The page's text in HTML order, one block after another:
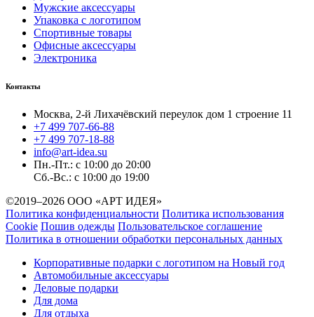
Мужские аксессуары
Упаковка с логотипом
Спортивные товары
Офисные аксессуары
Электроника
Контакты
Москва, 2-й Лихачёвский переулок дом 1 строение 11
+7 499 707-66-88
+7 499 707-18-88
info@art-idea.su
Пн.-Пт.: с 10:00 до 20:00
Сб.-Вс.: с 10:00 до 19:00
©2019–2026 ООО «АРТ ИДЕЯ»
Политика конфиденциальности Политика использования
Cookie Пошив одежды Пользовательское соглашение
Политика в отношении обработки персональных данных
Корпоративные подарки с логотипом на Новый год
Автомобильные аксессуары
Деловые подарки
Для дома
Для отдыха